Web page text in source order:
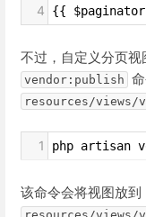
4 {{
不过，自定义分页
vendor:publish
resources/views/
1 php artisan
该命令会将视图放到